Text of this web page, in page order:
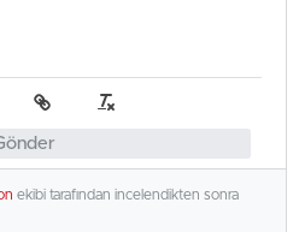
ekibi tarafından incelendikten sonra